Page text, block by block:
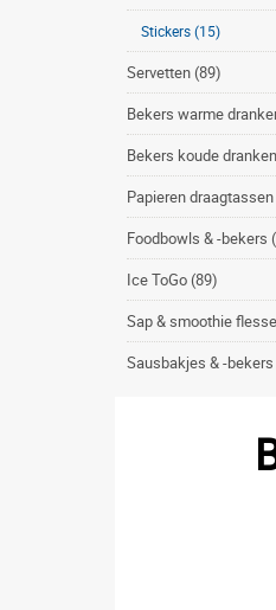
Stickers (15)
Servetten (89)
Bekers warme
Bekers koude
Papieren
Foodbowls & -bekers
Ice ToGo (89)
Sap & smoothie
Sausbakjes & -